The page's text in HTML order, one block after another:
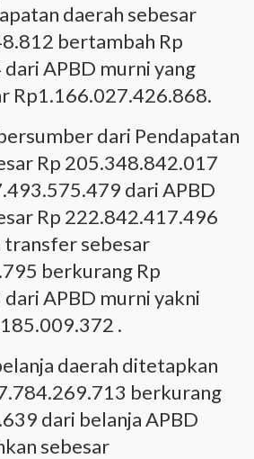
daerah sebesar
bertambah Rp
APBD murni yang
Rp1.166.027.426.868.
dari Pendapatan
Rp 205.348.842.017
dari APBD
Rp 222.842.417.496
transfer sebesar
berkurang Rp
APBD murni yakni
.
daerah ditetapkan
berkurang
dari belanja APBD
sebesar